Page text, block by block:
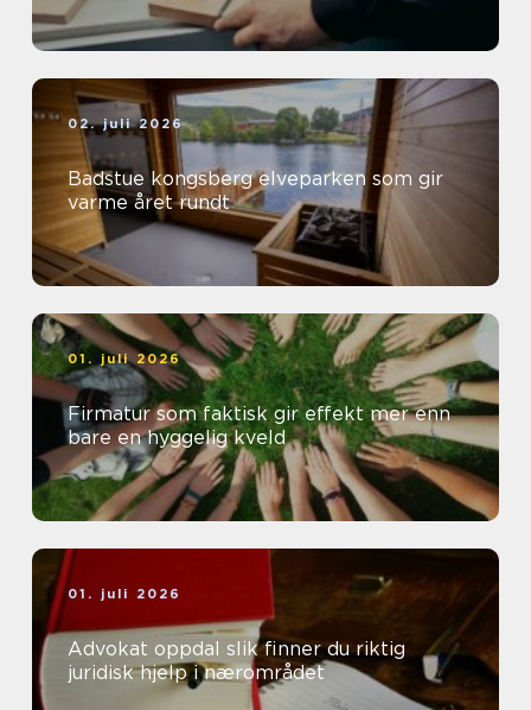
02. juli 2026
Badstue kongsberg elveparken som gir
varme året rundt
01. juli 2026
Firmatur som faktisk gir effekt mer enn
bare en hyggelig kveld
01. juli 2026
Advokat oppdal slik finner du riktig
juridisk hjelp i nærområdet